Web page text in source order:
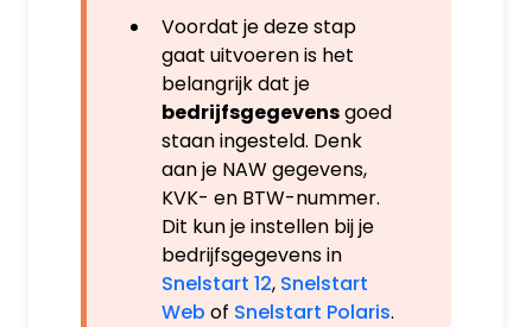
Voordat je deze stap
gaat uitvoeren is het
belangrijk dat je
bedrijfsgegevensgoed
staan ingesteld. Denk
aan je NAW gegevens,
KVK- en BTW-nummer.
Dit kun je instellen bij je
bedrijfsgegevens in
Snelstart 12, Snelstart
Web of Snelstart Polaris.